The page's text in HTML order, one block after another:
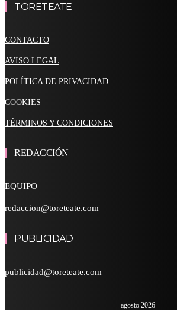
TORETEATE
CONTACTO
AVISO LEGAL
POLÍTICA DE PRIVACIDAD
COOKIES
TÉRMINOS Y CONDICIONES
REDACCIÓN
EQUIPO
redaccion@toreteate.com
PUBLICIDAD
publicidad@toreteate.com
agosto 2026